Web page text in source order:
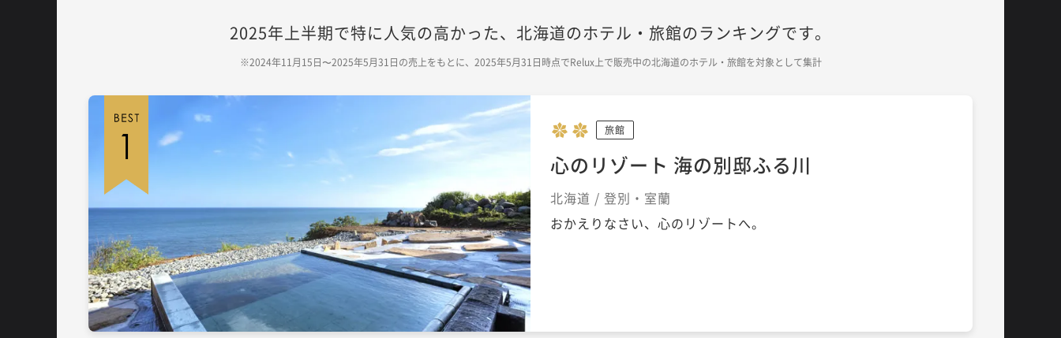
2025年上半期で特に人気の高かった、北海道のホテル・旅館のランキングです。
※2024年11月15日〜2025年5月31日の売上をもとに、2025年5月31日時点でRelux上で販売中の北海道のホテル・旅館を対象として集計
旅館
心のリゾート 海の別邸ふる川
北海道 / 登別・室蘭
おかえりなさい、心のリゾートへ。